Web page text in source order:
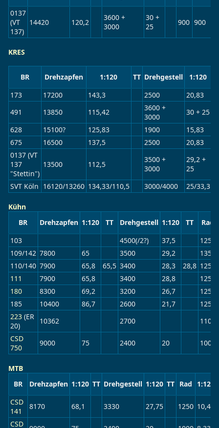
0137
(VT
137)
14420 120,2
3600 +
3000
30 +
25
900 900
KRES
BR Drehzapfen 1:120 TT Drehgestell 1:120
173
17200 143,3 2500
20,83
491
13850 115,42
3600 +
3000
30 + 25
628
15100? 125,83 1900
15,83
675
16500 137,5 2500
20,83
0137 (VT
137
"Stettin")
13500 112,5
3500 +
3000
29,2 +
25
SVT Köln 16120/13260 134,33/110,5 3000/4000 25/33,3
Kühn
BR
Drehzapfen 1:120 TT Drehgestell 1:120 TT Rad
103
4500(/2?) 37,5 1250
109/142 7800 65 3500 29,2 1350
110/140 7900 65,8 65,5 3400 28,3 28,8 1250
111
7900 65,8 3400 28,8 1250
180
8300 69,2 3200 26,7 1250
185
10400 86,7 2600 21,7 1250
223(ER
20)
10362 2700
1100
CSD
750
9000 75 2400 20 1000
MTB
BR
Drehzapfen 1:120 TT Drehgestell 1:120 TT Rad 1:120
CSD
141
8170 68,1 3330 27,75 1250 10,42
CSD